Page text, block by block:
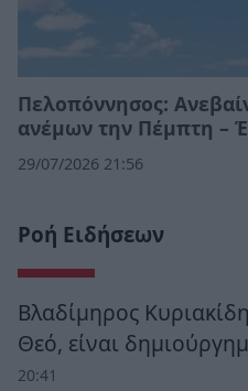
Πελοπόννησος:
ανέμων την Πέμπτη –
29/07/2026 21:56
Ροή Ειδήσεων
Βλαδίμηρος
Θεό, είναι
20:41